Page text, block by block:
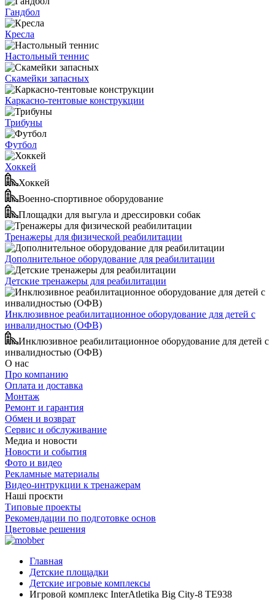
Гандбол
Кресла
Настольный теннис
Скамейки запасных
Каркасно-тентовые конструкции
Трибуны
Футбол
Хоккей
Хоккей
Военно-спортивное оборудование
Площадки для выгула и дрессировки собак
Тренажеры для физической реабилитации
Дополнительное оборудование для реабилитации
Детские тренажеры для реабилитации
Инклюзивное реабилитационное оборудование для детей с
инвалидностью (ОФВ)
Инклюзивное реабилитационное оборудование для детей с
инвалидностью (ОФВ)
О нас
Про компанию
Оплата и доставка
Монтаж
Ремонт и гарантия
Обмен и возврат
Сервис и обслуживание
Медиа и новости
Новости и события
Фото и видео
Рекламные материалы
Видео-интрукции к тренажерам
Наші проєкти
Типовые проекты
Рекомендации по подготовке основ
Цветовые решения
Главная
Детские площадки
Детские игровые комплексы
Игровой комплекс InterAtletika Big City-8 ТЕ938